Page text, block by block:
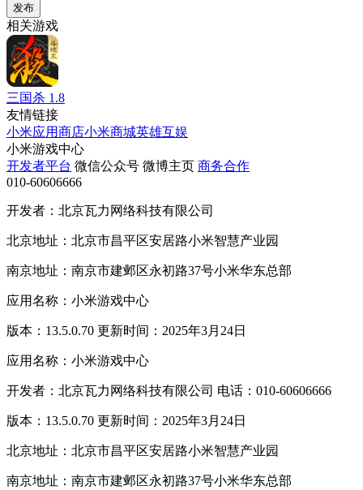
发布
相关游戏
三国杀 1.8
友情链接
小米应用商店小米商城英雄互娱
小米游戏中心
开发者平台 微信公众号 微博主页 商务合作
010-60606666
开发者：北京瓦力网络科技有限公司
北京地址：北京市昌平区安居路小米智慧产业园
南京地址：南京市建邺区永初路37号小米华东总部
应用名称：小米游戏中心
版本：13.5.0.70 更新时间：2025年3月24日
应用名称：小米游戏中心
开发者：北京瓦力网络科技有限公司 电话：010-60606666
版本：13.5.0.70 更新时间：2025年3月24日
北京地址：北京市昌平区安居路小米智慧产业园
南京地址：南京市建邺区永初路37号小米华东总部